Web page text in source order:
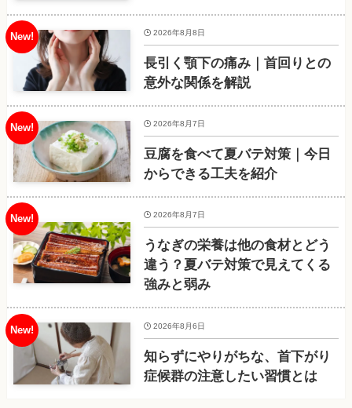
長引く顎下の痛み｜首回りとの
意外な関係を解説
2026年8月8日
豆腐を食べて夏バテ対策｜今日
からできる工夫を紹介
2026年8月7日
うなぎの栄養は他の食材とどう
違う？夏バテ対策で見えてくる
強みと弱み
2026年8月7日
知らずにやりがちな、首下がり
症候群の注意したい習慣とは
2026年8月6日